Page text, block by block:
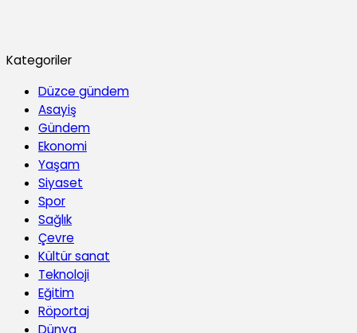
Kategoriler
Düzce gündem
Asayiş
Gündem
Ekonomi
Yaşam
Siyaset
Spor
Sağlık
Çevre
Kültür sanat
Teknoloji
Eğitim
Röportaj
Dünya